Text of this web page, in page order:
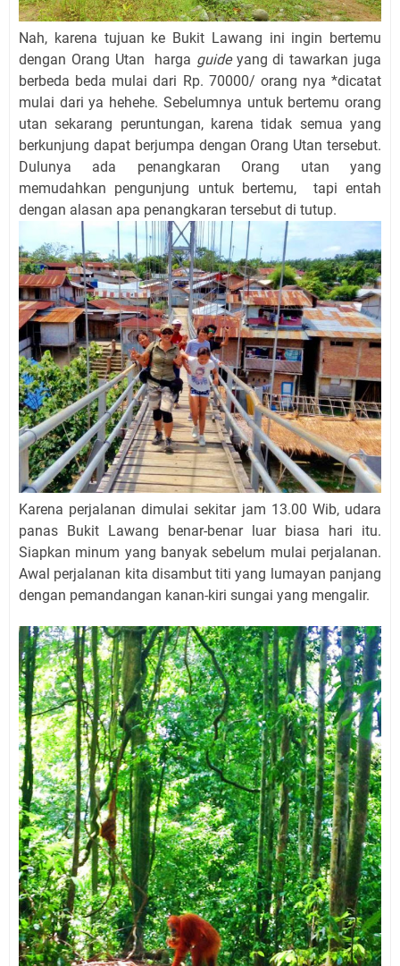
Nah, karena tujuan ke Bukit Lawang ini ingin bertemu
dengan Orang Utan harga guide yang di tawarkan juga
berbeda beda mulai dari Rp. 70000/ orang nya *dicatat
mulai dari ya hehehe. Sebelumnya untuk bertemu orang
utan sekarang peruntungan, karena tidak semua yang
berkunjung dapat berjumpa dengan Orang Utan tersebut.
Dulunya ada penangkaran Orang utan yang
memudahkan pengunjung untuk bertemu, tapi entah
dengan alasan apa penangkaran tersebut di tutup.
Karena perjalanan dimulai sekitar jam 13.00 Wib, udara
panas Bukit Lawang benar-benar luar biasa hari itu.
Siapkan minum yang banyak sebelum mulai perjalanan.
Awal perjalanan kita disambut titi yang lumayan panjang
dengan pemandangan kanan-kiri sungai yang mengalir.